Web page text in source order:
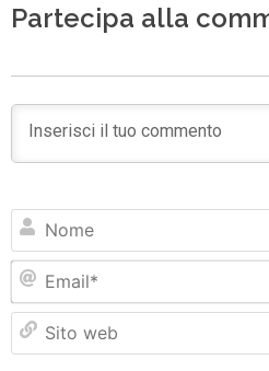
Partecipa alla